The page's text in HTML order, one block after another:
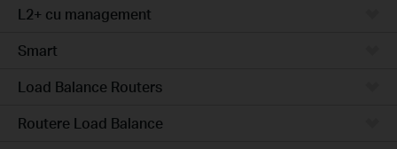
L2+ cu management
Smart
Load Balance Routers
Routere Load Balance